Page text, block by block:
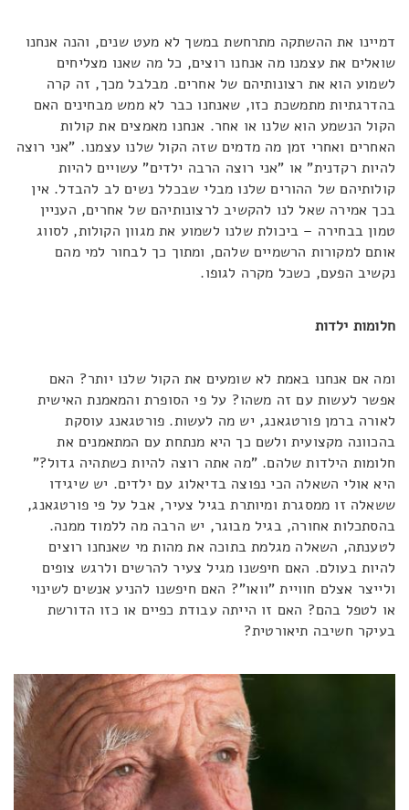
דמיינו את ההשתקה מתרחשת במשך לא מעט שנים, והנה אנחנו
שואלים את עצמנו מה אנחנו רוצים, כל מה שאנו מצליחים
לשמוע הוא את רצונותיהם של אחרים. מבלבל מכך, זה קרה
בהדרגתיות מתמשכת כזו, שאנחנו כבר לא ממש מבחינים האם
הקול הנשמע הוא שלנו או אחר. אנחנו מאמצים את קולות
האחרים ואחרי זמן מה מדמים שזה הקול שלנו עצמנו. "אני רוצה
להיות רקדנית" או "אני רוצה הרבה ילדים" עשויים להיות
קולותיהם של ההורים שלנו מבלי שבכלל נשים לב להבדל. אין
בכך אמירה שאל לנו להקשיב לרצונותיהם של אחרים, העניין
טמון בבחירה – ביכולת שלנו לשמוע את מגוון הקולות, לסווג
אותם למקורות הרשמיים שלהם, ומתוך כך לבחור למי מהם
נקשיב הפעם, כשכל מקרה לגופו.
חלומות ילדות
ומה אם אנחנו באמת לא שומעים את הקול שלנו יותר? האם
אפשר לעשות עם זה משהו? על פי הסופרת והמאמנת האישית
לאורה ברמן פורטגאנג, יש מה לעשות. פורטגאנג עוסקת
בהכוונה מקצועית ולשם כך היא מנתחת עם המתאמנים את
חלומות הילדות שלהם. "מה אתה רוצה להיות כשתהיה גדול?"
היא אולי השאלה הכי נפוצה בדיאלוג עם ילדים. יש שיגידו
ששאלה זו ממסגרת ומיותרת בגיל צעיר, אבל על פי פורטגאנג,
בהסתכלות אחורה, בגיל מבוגר, יש הרבה מה ללמוד ממנה.
לטענתה, השאלה מגלמת בתוכה את מהות מי שאנחנו רוצים
להיות בעולם. האם חיפשנו מגיל צעיר להרשים ולרגש צופים
ולייצר אצלם חוויית "וואו"? האם חיפשנו להניע אנשים לשינוי
או לטפל בהם? האם זו הייתה עבודת כפיים או כזו הדורשת
בעיקר חשיבה תיאורטית?